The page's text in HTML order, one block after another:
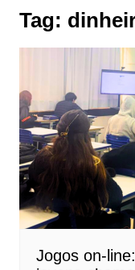
Tag:
Jogos on-